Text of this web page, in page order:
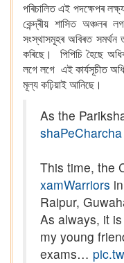
পৰিচালিত এই পদক্ষেপৰ
কেন্দ্ৰীয় শাসিত অঞ্চলৰ
সংস্থাসমূহৰ অবিৰত সমৰ্থন
কৰিছে। পিপিচি হৈছে
লগে লগে এই কাৰ্যসূচীত
মূল্য কঢ়িয়াই আনিছে।
As the
shaPeCharcha
This time, the
xamWarriors
Raipur,
As always, it
my young
exams…